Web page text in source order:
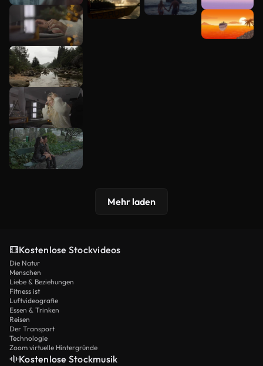
Mehr laden
Kostenlose Stockvideos
Die Natur
Menschen
Liebe & Beziehungen
Fitness ist
Luftvideografie
Essen & Trinken
Reisen
Der Transport
Technologie
Zoom virtuelle Hintergründe
Kostenlose Stockmusik